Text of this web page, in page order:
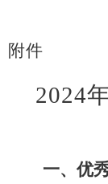
附件
2024
一、优